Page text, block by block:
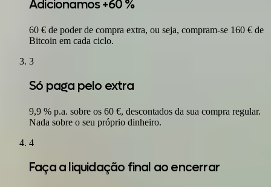
Adicionamos +60 %
60 € de poder de compra extra, ou seja, compram-se 160 € de
Bitcoin em cada ciclo.
3
Só paga pelo extra
9,9 % p.a. sobre os 60 €, descontados da sua compra regular.
Nada sobre o seu próprio dinheiro.
4
Faça a liquidação final ao encerrar